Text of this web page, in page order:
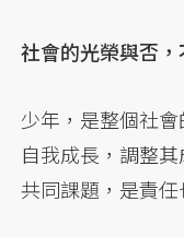
社會的光榮與否
少年，是整個社
自我成長，調整
共同課題，是責任